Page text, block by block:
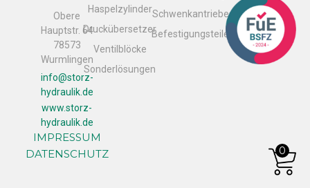
Obere
Hauptstr. 64
78573
Wurmlingen
info@storz-
hydraulik.de
www.storz-
hydraulik.de
IMPRESSUM
DATENSCHUTZ
Haspelzylinder
Druckübersetzer
Ventilblöcke
Sonderlösungen
Schwenkantriebe
Befestigungsteile
0